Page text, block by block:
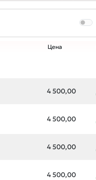
Цена
4 500,00
4 500,00
4 500,00
4 500,00